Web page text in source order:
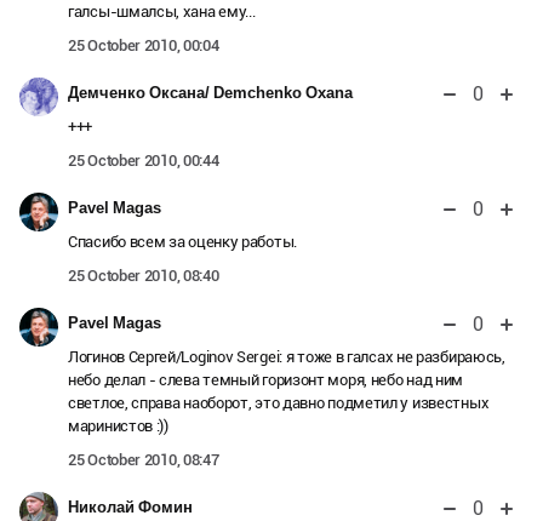
галсы-шмалсы, хана ему...
25 October 2010, 00:04
Демченко Оксана/ Demchenko Oxana 0
+++
25 October 2010, 00:44
Pavel Magas 0
Спасибо всем за оценку работы.
25 October 2010, 08:40
Pavel Magas 0
Логинов Сергей/Loginov Sergei: я тоже в галсах не разбираюсь,
небо делал - слева темный горизонт моря, небо над ним
светлое, справа наоборот, это давно подметил у известных
маринистов :))
25 October 2010, 08:47
Николай Фомин 0